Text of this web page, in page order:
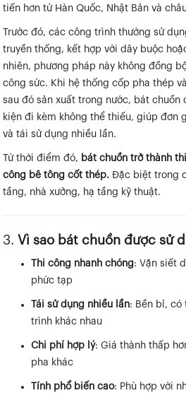
tiến hơn từ Hàn Quốc, Nhật Bản và
Trước đó, các công trình thường sử
truyền thống, kết hợp với dây buộc
nhiên, phương pháp này không đồng
công sức. Khi hệ thống cốp pha thép
sau đó sản xuất trong nước, bát chuồn
kiện đi kèm không thể thiếu, giúp đơn
và tái sử dụng nhiều lần.
Từ thời điểm đó, bát chuồn trở thành
công bê tông cốt thép. Đặc biệt trong
tầng, nhà xưởng, hạ tầng kỹ thuật.
3. Vì sao bát chuồn được sử
Thi công nhanh chóng: Vặn siết
phức tạp
Tái sử dụng nhiều lần: Bền bỉ, có
trình khác nhau
Chi phí hợp lý: Giá thành thấp
pha khác
Tính phổ biến cao: Phù hợp với